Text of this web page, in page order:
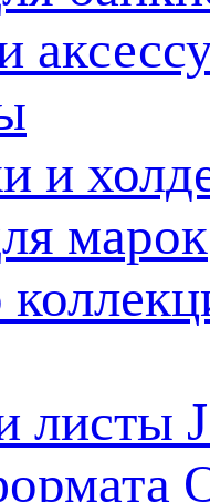
и
марок
листы